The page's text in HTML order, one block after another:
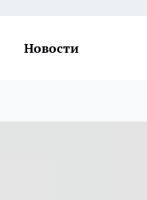
Новости